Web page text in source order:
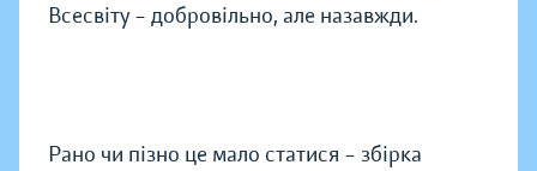
Всесвіту – добровільно, але назавжди.
Рано чи пізно це мало статися – збірка